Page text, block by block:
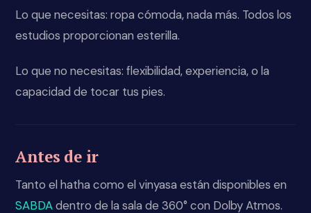
Lo que necesitas: ropa cómoda, nada más. Todos los
estudios proporcionan esterilla.
Lo que no necesitas: flexibilidad, experiencia, o la
capacidad de tocar tus pies.
Antes de ir
Tanto el hatha como el vinyasa están disponibles en
SABDAdentro de la sala de 360° con Dolby Atmos.